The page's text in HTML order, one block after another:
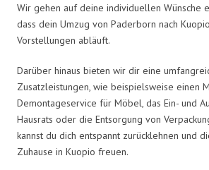
Wir gehen auf deine individuellen Wünsche
dass dein Umzug von Paderborn nach
Vorstellungen abläuft.
Darüber hinaus bieten wir dir eine
Zusatzleistungen, wie beispielsweise einen
Demontageservice für Möbel, das Ein- und
Hausrats oder die Entsorgung von
kannst du dich entspannt zurücklehnen und
Zuhause in Kuopio freuen.